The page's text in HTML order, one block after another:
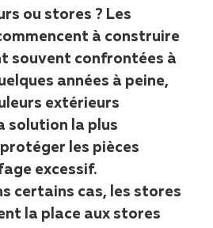
ou stores ? Les
à construire
souvent confrontées à
années à peine,
extérieurs
solution la plus
les pièces
excessif.
certains cas, les stores
la place aux stores